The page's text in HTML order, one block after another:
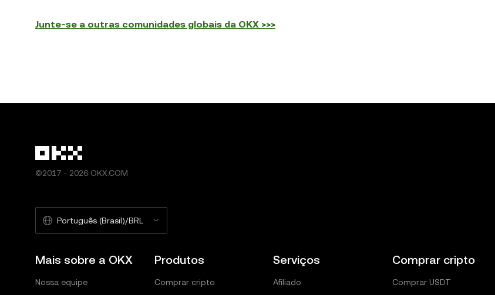
Junte-se a outras comunidades globais da OKX >>>
©2017 - 2026 OKX.COM
Português (Brasil)/BRL
Mais sobre a OKX
Nossa equipe
Produtos
Comprar cripto
Serviços
Afiliado
Comprar cripto
Comprar USDT